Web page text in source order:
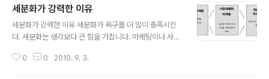
세분화가 강력한 이유
세분화가 강력한 이유 세분화가 욕구를 더 많이 충족시킨
다. 세분화는 생각보다 큰 힘을 가집니다. 마케팅이나 사회
으로 합니다. 그런 점에서 보면 세분화하는 것이 니즈를 크
0 0 2010. 9. 3.